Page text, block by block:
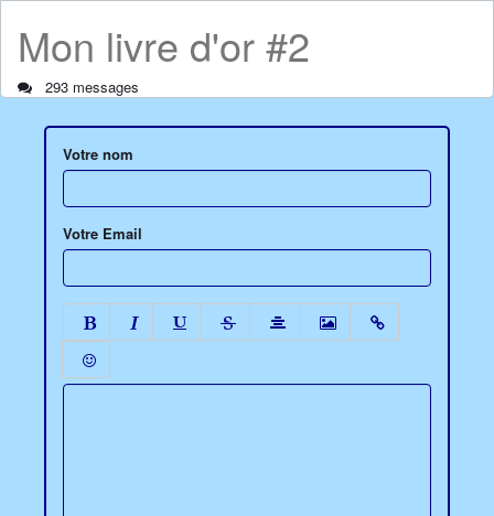
Mon livre d'or #2
293 messages
Votre nom
Votre Email